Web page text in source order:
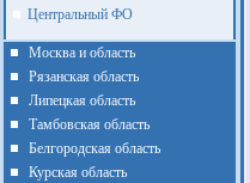
Центральный ФО
Москва и область
Рязанская область
Липецкая область
Тамбовская область
Белгородская область
Курская область